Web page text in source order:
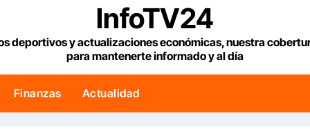
jura como presidente de Colombia para el periodo
en Venezuela con fecha valor lunes 10 de agosto de 2026
InfoTV24
deportivos y actualizaciones económicas, nuestra
para mantenerte informado y al día
Finanzas Actualidad